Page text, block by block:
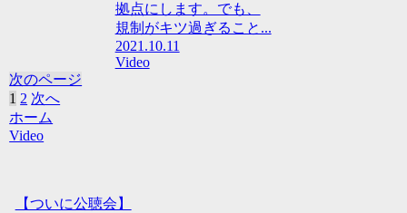
拠点にします。でも、
規制がキツ過ぎること...
2021.10.11
Video
次のページ
1 2 次へ
ホーム
Video
【ついに公聴会】